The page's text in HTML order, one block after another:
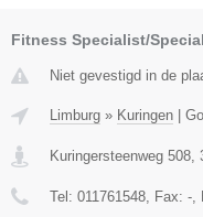
Fitness Specialist/
Niet gevestigd in de
Limburg » Kuringen |
Kuringersteenweg 508
Tel: 011761548 , Fax: -